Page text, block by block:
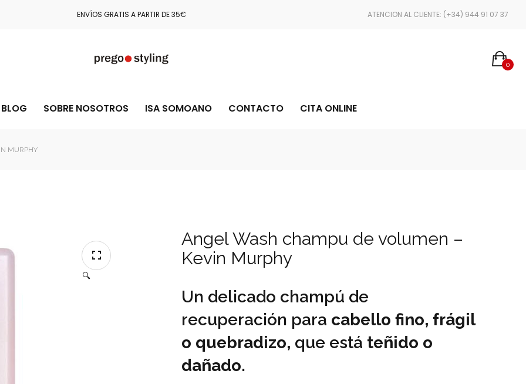
COMPRA CON TOTAL CONFIANZA GRACIAS A STRIPE Y PAYPAL ENVÍOS EN 24/48 HORAS
ATENCION AL CLIENTE: (+34) 944 91 07 37
0
BLOG SOBRE NOSOTROS ISA SOMOANO CONTACTO CITA ONLINE
MURPHY
🔍
Angel Wash champu de volumen –
Kevin Murphy
Un delicado champú de
recuperación para cabello fino, frágil
o quebradizo, que está teñido o
dañado.